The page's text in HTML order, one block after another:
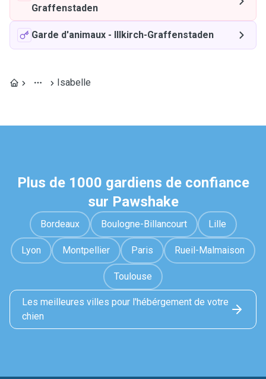
Graffenstaden
Garde d'animaux - Illkirch-Graffenstaden
Isabelle
Plus de 1000 gardiens de confiance
sur Pawshake
Bordeaux Boulogne-Billancourt Lille
Lyon Montpellier Paris Rueil-Malmaison
Toulouse
Les meilleures villes pour l'hébérgement de votre
chien